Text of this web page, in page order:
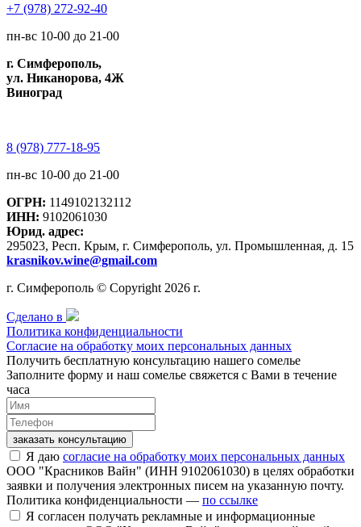
+7 (978) 272-92-40
пн-вс 10-00 до 21-00
г. Симферополь,
ул. Никанорова, 4Ж
Виноград
8 (978) 777-18-95
пн-вс 10-00 до 21-00
ОГРН: 1149102132112
ИНН: 9102061030
Юрид. адрес:
295023, Респ. Крым, г. Симферополь, ул. Промышленная, д. 15
krasnikov.wine@gmail.com
г. Симферополь © Copyright 2026 г.
Сделано в
Политика конфиденциальности
Согласие на обработку моих персональных данных
Получить бесплатную консультацию нашего сомелье
Заполните форму и наш сомелье свяжется с Вами в течение
часа
заказать консультацию
Я даю согласие на обработку моих персональных данных
ООО "Красников Вайн" (ИНН 9102061030) в целях обработки
заявки и получения электронных писем на указанную почту.
Политика конфиденциальности — по ссылке
Я согласен получать рекламные и информационные